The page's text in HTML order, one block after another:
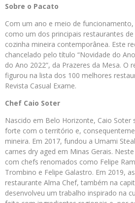
Sobre o Pacato
Com um ano e meio de
como um dos principais restaurantes
cozinha mineira contemporânea. Este
chancelado pelo título “Novidade do
do Ano 2022”, da Prazeres da Mesa. O
figurou na lista dos 100 melhores
Revista Casual Exame.
Chef Caio Soter
Nascido em Belo Horizonte, Caio Soter
forte com o território e,
mineira. Em 2017, fundou a Umami
carnes dry aged em Minas Gerais.
com chefs renomados como Felipe
Trombino e Felipe Galastro. Em 2019,
restaurante Alma Chef, também na
desenvolveu um trabalho inspirado na